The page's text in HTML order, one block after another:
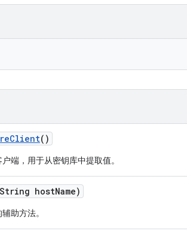
Client()
端，用于从密钥库中提取值。
hostName)
助方法。